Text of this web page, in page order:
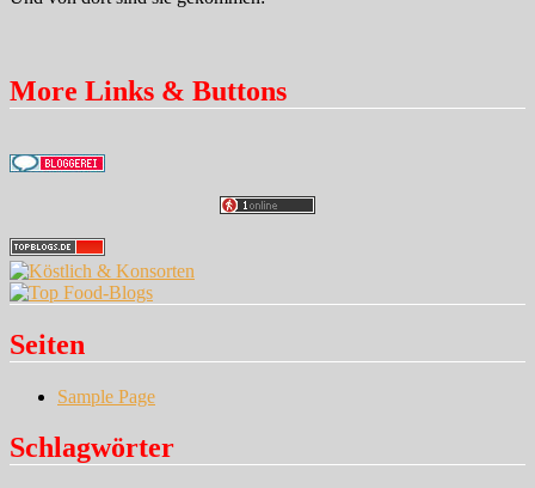
More Links & Buttons
Seiten
Sample Page
Schlagwörter